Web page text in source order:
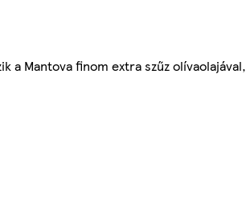
a Mantova finom extra szűz olívaolajával,